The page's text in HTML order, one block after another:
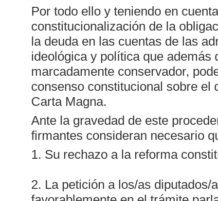
Por todo ello y teniendo en
constitucionalización de la
la deuda en las cuentas de las
ideológica y política que
marcadamente conservador,
consenso constitucional sobre el
Carta Magna.
Ante la gravedad de este
firmantes consideran necesario
1. Su rechazo a la reforma
2. La petición a los/as